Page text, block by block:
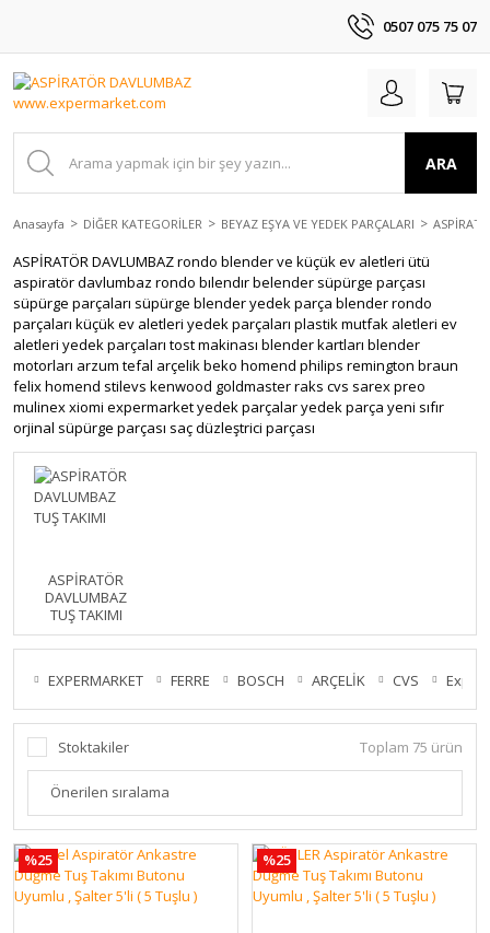
0507 075 75 07
ARA
Anasayfa DİĞER KATEGORİLER BEYAZ EŞYA VE YEDEK PARÇALARI
ASPİRATÖR DAVLUMBAZ rondo blender ve küçük ev aletleri ütü
aspiratör davlumbaz rondo bılendır belender süpürge parçası
süpürge parçaları süpürge blender yedek parça blender rondo
parçaları küçük ev aletleri yedek parçaları plastik mutfak aletleri ev
aletleri yedek parçaları tost makinası blender kartları blender
motorları arzum tefal arçelik beko homend philips remington braun
felix homend stilevs kenwood goldmaster raks cvs sarex preo
mulinex xiomi expermarket yedek parçalar yedek parça yeni sıfır
orjinal süpürge parçası saç düzleştrici parçası
ASPİRATÖR
DAVLUMBAZ
TUŞ TAKIMI
EXPERMARKET FERRE BOSCH ARÇELİK CVS
Stoktakiler Toplam 75 ürün
%25 %25